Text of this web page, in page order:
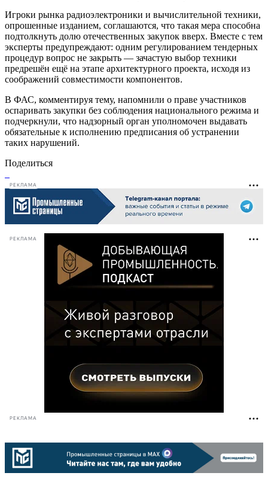
Игроки рынка радиоэлектроники и вычислительной техники,
опрошенные изданием, соглашаются, что такая мера способна
подтолкнуть долю отечественных закупок вверх. Вместе с тем
эксперты предупреждают: одним регулированием тендерных
процедур вопрос не закрыть — зачастую выбор техники
предрешён ещё на этапе архитектурного проекта, исходя из
соображений совместимости компонентов.
В ФАС, комментируя тему, напомнили о праве участников
оспаривать закупки без соблюдения национального режима и
подчеркнули, что надзорный орган уполномочен выдавать
обязательные к исполнению предписания об устранении
таких нарушений.
Поделиться
РЕКЛАМА
РЕКЛАМА
РЕКЛАМА